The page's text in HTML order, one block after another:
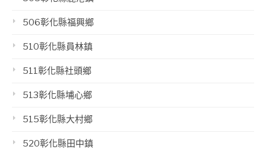
506彰化縣福興鄉
510彰化縣員林鎮
511彰化縣社頭鄉
513彰化縣埔心鄉
515彰化縣大村鄉
520彰化縣田中鎮